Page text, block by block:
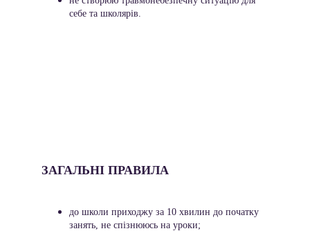
себе та школярів.
ЗАГАЛЬНІ ПРАВИЛА
до школи приходжу за 10 хвилин до початку
занять, не спізнююсь на уроки;